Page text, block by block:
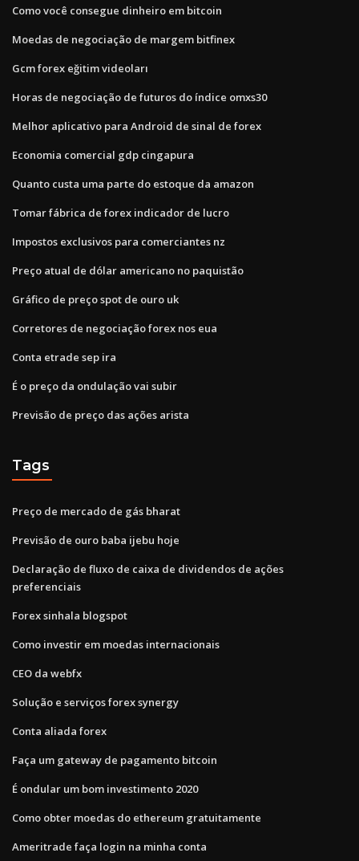
Como você consegue dinheiro em bitcoin
Moedas de negociação de margem bitfinex
Gcm forex eğitim videoları
Horas de negociação de futuros do índice omxs30
Melhor aplicativo para Android de sinal de forex
Economia comercial gdp cingapura
Quanto custa uma parte do estoque da amazon
Tomar fábrica de forex indicador de lucro
Impostos exclusivos para comerciantes nz
Preço atual de dólar americano no paquistão
Gráfico de preço spot de ouro uk
Corretores de negociação forex nos eua
Conta etrade sep ira
É o preço da ondulação vai subir
Previsão de preço das ações arista
Tags
Preço de mercado de gás bharat
Previsão de ouro baba ijebu hoje
Declaração de fluxo de caixa de dividendos de ações
preferenciais
Forex sinhala blogspot
Como investir em moedas internacionais
CEO da webfx
Solução e serviços forex synergy
Conta aliada forex
Faça um gateway de pagamento bitcoin
É ondular um bom investimento 2020
Como obter moedas do ethereum gratuitamente
Ameritrade faça login na minha conta